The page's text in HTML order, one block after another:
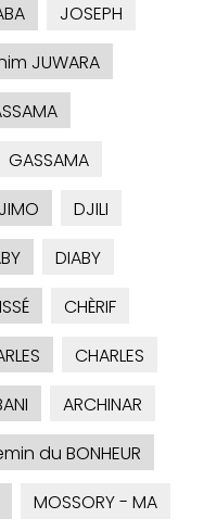
JOSEPH
JUWARA
GASSAMA
DJILI
DIABY
CHÈRIF
CHARLES
ARCHINAR
du BONHEUR
MOSSORY - MA